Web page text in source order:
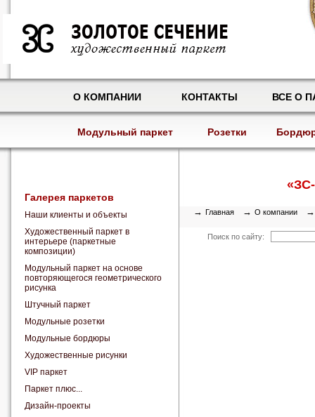
О КОМПАНИИ КОНТАКТЫ ВСЕ О
Модульный паркет Розетки
Галерея паркетов
Наши клиенты и объекты
Художественный паркет в
интерьере (паркетные
композиции)
Модульный паркет на основе
повторяющегося геометрического
рисунка
Штучный паркет
Модульные розетки
Модульные бордюры
Художественные рисунки
VIP паркет
Паркет плюс...
Дизайн-проекты
→ Главная → О компании
Поиск по сайту: